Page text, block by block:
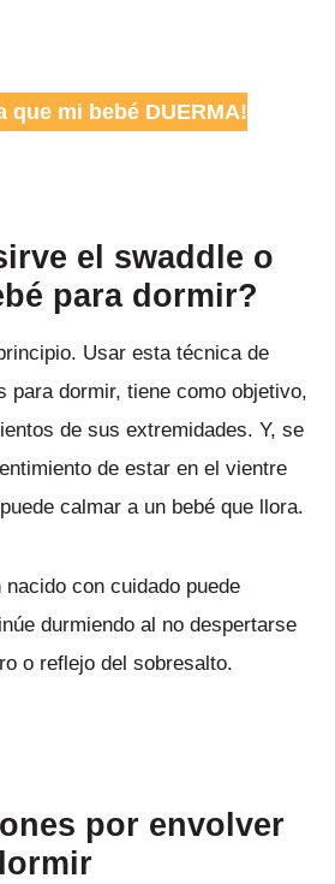
que mi bebé DUERMA!
el swaddle o
para dormir?
Usar esta técnica de
para dormir, tiene como objetivo,
de sus extremidades. Y, se
de estar en el vientre
calmar a un bebé que llora.
con cuidado puede
durmiendo al no despertarse
o reflejo del sobresalto.
por envolver